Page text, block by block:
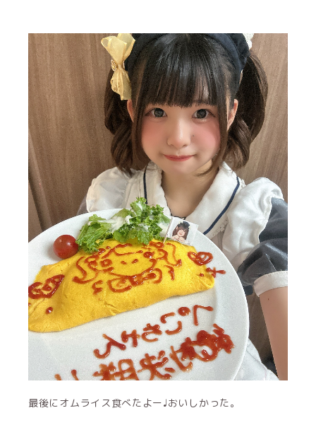
最後にオムライス食べたよー♩おいしかった。